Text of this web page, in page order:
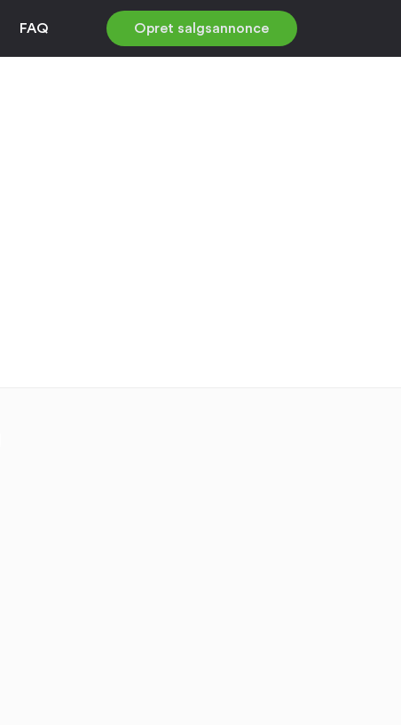
FAQ Opret salgsannonce